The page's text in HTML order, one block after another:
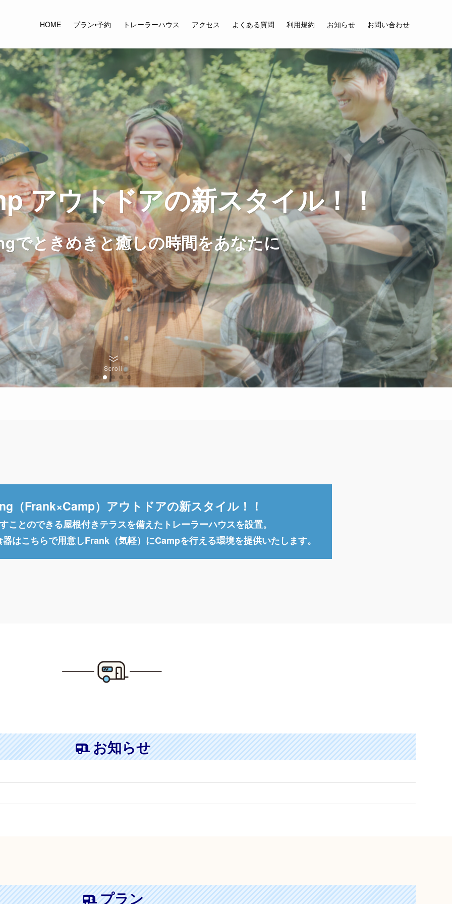
HOME プラン•予約 トレーラーハウス アクセス よくある質問 利用規約 お知らせ お問い合わせ
アウトドアの新スタイル！！
でときめきと癒しの時間をあなたに
アウトドアの新スタイル！！
でときめきと癒しの時間をあなたに
アウトドアの新スタイル！！
でときめきと癒しの時間をあなたに
Scroll
（Frank×Camp）アウトドアの新スタイル！！
ことのできる屋根付きテラスを備えたトレーラーハウスを設置。
はこちらで用意しFrank（気軽）にCampを行える環境を提供いたします。
お知らせ
プラン